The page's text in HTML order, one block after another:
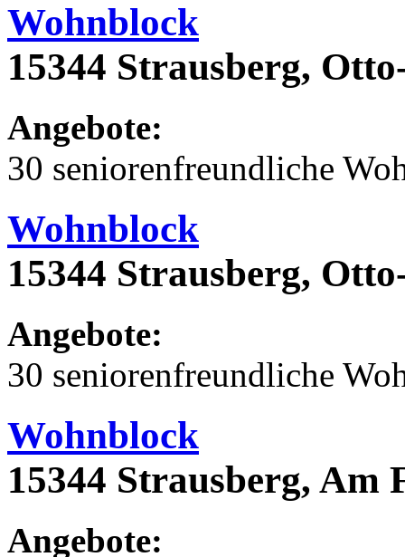
Wohnblock
15344 Strausberg,
Angebote:
30 seniorenfreundliche
Wohnblock
15344 Strausberg,
Angebote:
30 seniorenfreundliche
Wohnblock
15344 Strausberg, Am
Angebote: